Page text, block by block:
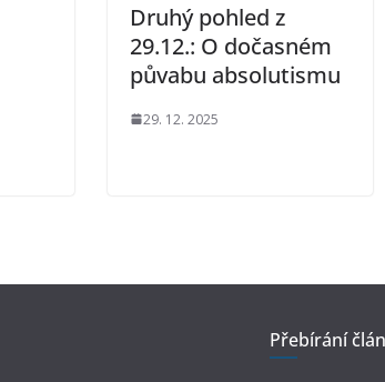
Druhý pohled z
29.12.: O dočasném
půvabu absolutismu
29. 12. 2025
Přebírání